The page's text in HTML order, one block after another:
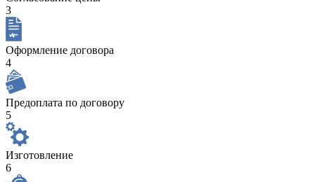
3
Оформление договора
4
Предоплата по договору
5
Изготовление
6